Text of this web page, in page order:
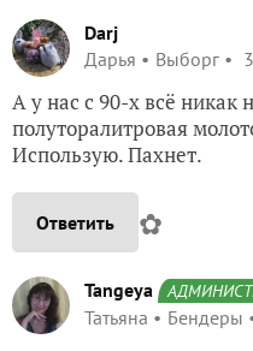
Darj
Дарья
Выборг
А у нас с 90-х всё никак
полуторалитровая
Использую. Пахнет.
Ответить ✿
Tangeya
Татьяна Бендеры